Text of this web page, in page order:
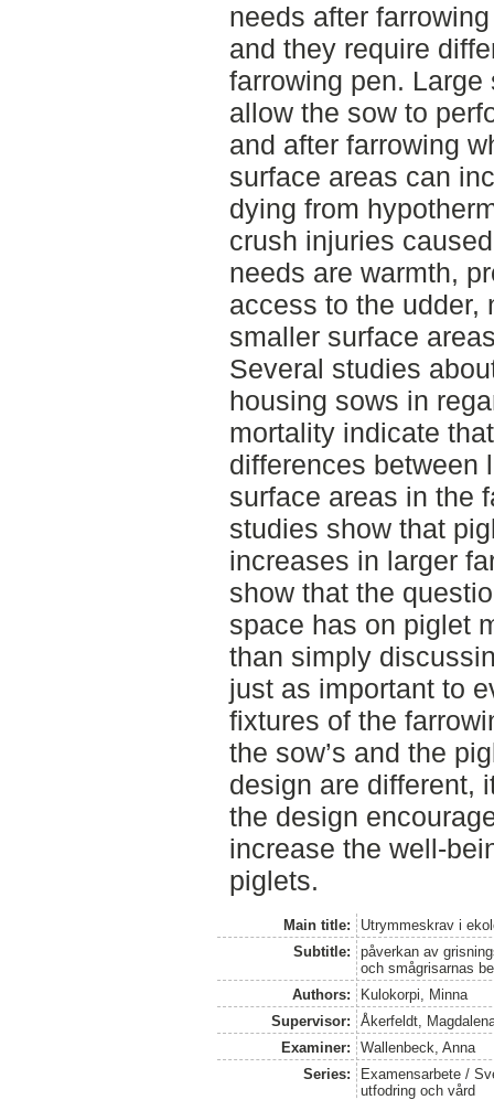
needs after
and they require
farrowing pen. Large
allow the sow to
and after farrowing
surface areas can
dying from
crush injuries
needs are warmth,
access to the udder,
smaller surface
Several studies
housing sows in
mortality indicate
differences between
surface areas in the
studies show that
increases in larger
show that the
space has on piglet
than simply
just as important to
fixtures of the
the sow’s and the
design are different,
the design
increase the well-
piglets.
Main title:
Utrymmeskrav i
Subtitle:
påverkan av
och smågrisarnas
Authors:
Kulokorpi, Minna
Supervisor:
Åkerfeldt,
Examiner:
Wallenbeck, Anna
Series:
Examensarbete /
utfodring och vård